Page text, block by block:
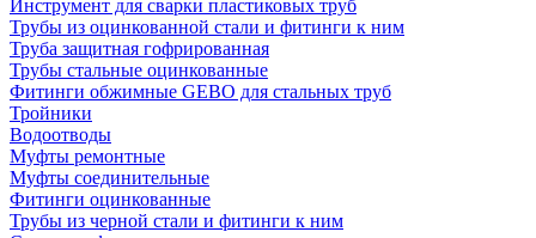
Инструмент для сварки пластиковых труб
Трубы из оцинкованной стали и фитинги к ним
Труба защитная гофрированная
Трубы стальные оцинкованные
Фитинги обжимные GEBO для стальных труб
Тройники
Водоотводы
Муфты ремонтные
Муфты соединительные
Фитинги оцинкованные
Трубы из черной стали и фитинги к ним